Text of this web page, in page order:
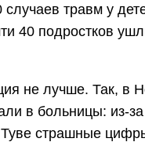
травм у
40 подростков
не лучше. Так, в
в больницы: из-
страшные